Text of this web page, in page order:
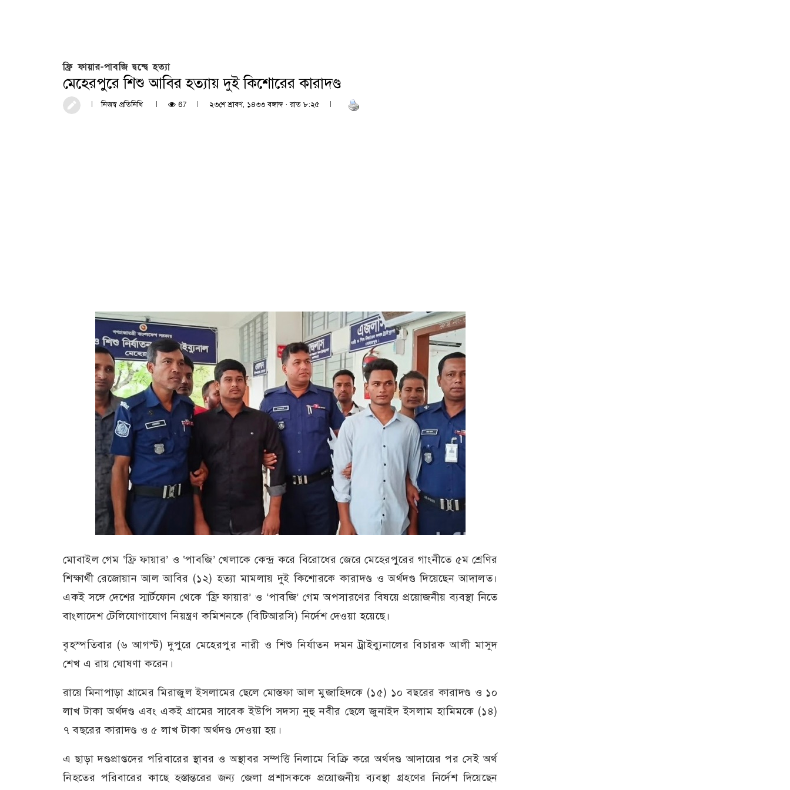
ফ্রি ফায়ার-পাবজি দ্বন্দ্বে হত্যা
মেহেরপুরে শিশু আবির হত্যায় দুই কিশোরের কারাদণ্ড
নিজস্ব প্রতিনিধি 67 ২৩শে শ্রাবণ, ১৪৩৩ বঙ্গাব্দ · রাত ৮:২৫
মোবাইল গেম ‘ফ্রি ফায়ার’ ও ‘পাবজি’ খেলাকে কেন্দ্র করে বিরোধের জেরে মেহেরপুরের গাংনীতে ৫ম শ্রেণির
শিক্ষার্থী রেজোয়ান আল আবির (১২) হত্যা মামলায় দুই কিশোরকে কারাদণ্ড ও অর্থদণ্ড দিয়েছেন আদালত।
একই সঙ্গে দেশের স্মার্টফোন থেকে ‘ফ্রি ফায়ার’ ও ‘পাবজি’ গেম অপসারণের বিষয়ে প্রয়োজনীয় ব্যবস্থা নিতে
বাংলাদেশ টেলিযোগাযোগ নিয়ন্ত্রণ কমিশনকে (বিটিআরসি) নির্দেশ দেওয়া হয়েছে।
বৃহস্পতিবার (৬ আগস্ট) দুপুরে মেহেরপুর নারী ও শিশু নির্যাতন দমন ট্রাইব্যুনালের বিচারক আলী মাসুদ
শেখ এ রায় ঘোষণা করেন।
রায়ে মিনাপাড়া গ্রামের মিরাজুল ইসলামের ছেলে মোস্তফা আল মুজাহিদকে (১৫) ১০ বছরের কারাদণ্ড ও ১০
লাখ টাকা অর্থদণ্ড এবং একই গ্রামের সাবেক ইউপি সদস্য নুহু নবীর ছেলে জুনাইদ ইসলাম হামিমকে (১৪)
৭ বছরের কারাদণ্ড ও ৫ লাখ টাকা অর্থদণ্ড দেওয়া হয়।
এ ছাড়া দণ্ডপ্রাপ্তদের পরিবারের স্থাবর ও অস্থাবর সম্পত্তি নিলামে বিক্রি করে অর্থদণ্ড আদায়ের পর সেই অর্থ
নিহতের পরিবারের কাছে হস্তান্তরের জন্য জেলা প্রশাসককে প্রয়োজনীয় ব্যবস্থা গ্রহণের নির্দেশ দিয়েছেন